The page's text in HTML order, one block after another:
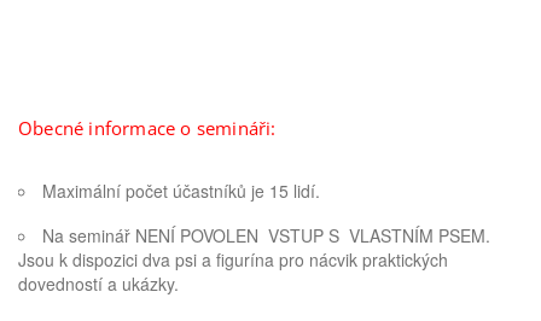
Obecné informace o semináři:
Maximální počet účastníků je 15 lidí.
Na seminář NENÍ POVOLEN VSTUP S VLASTNÍM PSEM.
Jsou k dispozici dva psi a figurína pro nácvik praktických
dovedností a ukázky.